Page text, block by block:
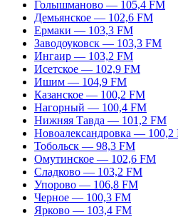
Голышманово — 105,4 FM
Демьянское — 102,6 FM
Ермаки — 103,3 FM
Заводоуковск — 103,3 FM
Ингаир — 103,2 FM
Исетское — 102,9 FM
Ишим — 104,9 FM
Казанское — 100,2 FM
Нагорный — 100,4 FM
Нижняя Тавда — 101,2 FM
Новоалександровка — 100,2
Тобольск — 98,3 FM
Омутинское — 102,6 FM
Сладково — 103,2 FM
Упорово — 106,8 FM
Черное — 100,3 FM
Ярково — 103,4 FM